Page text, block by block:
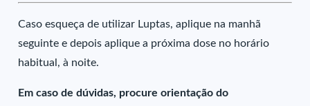
Caso esqueça de utilizar Luptas, aplique na manhã
seguinte e depois aplique a próxima dose no horário
habitual, à noite.
Em caso de dúvidas, procure orientação do